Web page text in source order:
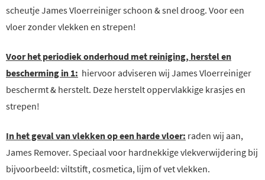
scheutje James Vloerreiniger schoon & snel droog. Voor een
vloer zonder vlekken en strepen!
Voor het periodiek onderhoud met reiniging, herstel en
bescherming in 1: hiervoor adviseren wij James Vloerreiniger
beschermt & herstelt. Deze herstelt oppervlakkige krasjes en
strepen!
In het geval van vlekken op een harde vloer: raden wij aan,
James Remover. Speciaal voor hardnekkige vlekverwijdering bij
bijvoorbeeld: viltstift, cosmetica, lijm of vet vlekken.